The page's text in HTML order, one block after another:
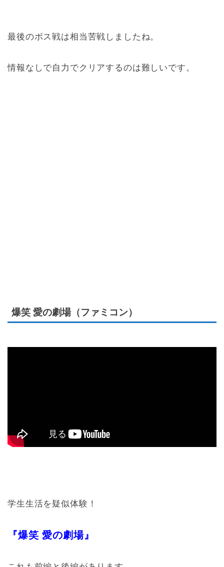
最後のボス戦は相当苦戦しましたね。
情報なしで自力でクリアするのは難しいです。
爆笑 愛の劇場（ファミコン）
学生生活を疑似体験！
『爆笑 愛の劇場』